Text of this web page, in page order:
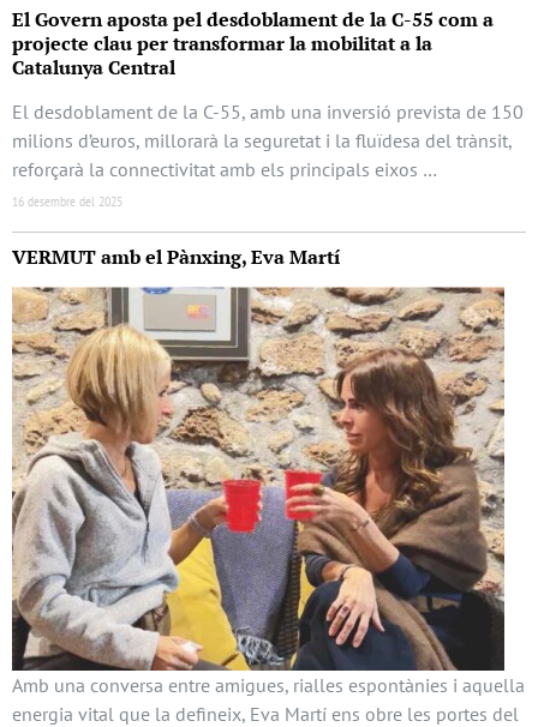
El Govern aposta pel desdoblament de la C-55 com a
projecte clau per transformar la mobilitat a la
Catalunya Central
El desdoblament de la C-55, amb una inversió prevista de 150
milions d’euros, millorarà la seguretat i la fluïdesa del trànsit,
reforçarà la connectivitat amb els principals eixos …
16 desembre del 2025
VERMUT amb el Pànxing, Eva Martí
Amb una conversa entre amigues, rialles espontànies i aquella
energia vital que la defineix, Eva Martí ens obre les portes del